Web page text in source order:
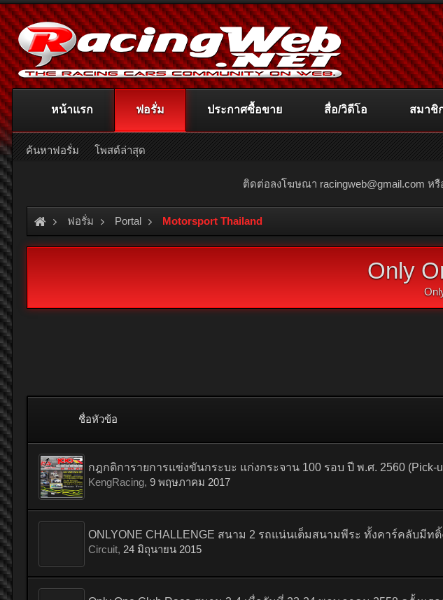
ติดต่อลงโฆษณา racingweb@gmail.com หรื
ฟอรั่ม Portal Motorsport Thailand
Only
ชื่อหัวข้อ
กฎกติการายการแข่งขันกระบะ แก่งกระจาน 100 รอบ ปี พ.ศ. 2560 (Pick-
KengRacing, 9 พฤษภาคม 2017
ONLYONE CHALLENGE สนาม 2 รถแน่นเต็มสนามพีระ ทั้งคาร์คลับมีท
Circuit, 24 มิถุนายน 2015
หน้าแรก ฟอรั่ม
ค้นหาฟอรั่ม โพสต์ล่าสุด
ประกาศซื้อขาย สื่อ/วิดีโอ สมาชิ